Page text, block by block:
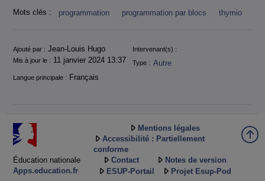
Mots clés : programmation programmation par blocs thymio
Informations
Ajouté par : Jean-Louis Hugo
Intervenant(s) :
Mis à jour le : 11 janvier 2024 13:37 Type : Autre
Langue principale : Français
Éducation nationale
Apps.education.fr
Mentions légales
Accessibilité : Partiellement
conforme
Contact
Notes de version
ESUP-Portail
Projet Esup-Pod